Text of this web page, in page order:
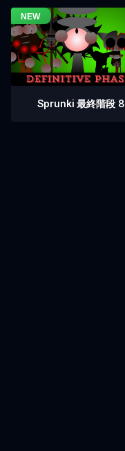
Sprunki 最終階段 8